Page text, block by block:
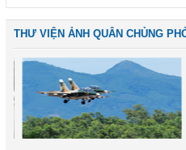
THƯ VIỆN ẢNH QUÂN CHỦNG